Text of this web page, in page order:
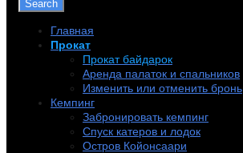
Главная
Прокат
Прокат байдарок
Аренда палаток и спальников
Изменить или отменить бронь
Кемпинг
Забронировать кемпинг
Спуск катеров и лодок
Остров Койонсаари